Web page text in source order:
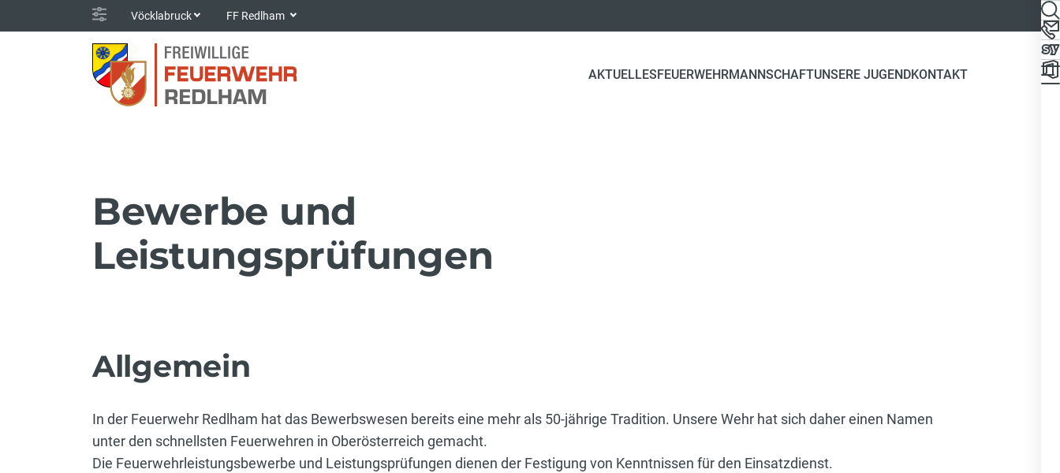
Vöcklabruck FF Redlham
AKTUELLESFEUERWEHRMANNSCHAFTUNSERE JUGENDKONTAKT
Bewerbe und
Leistungsprüfungen
Allgemein
In der Feuerwehr Redlham hat das Bewerbswesen bereits eine mehr als 50-jährige Tradition. Unsere Wehr hat sich daher einen Namen
unter den schnellsten Feuerwehren in Oberösterreich gemacht.
Die Feuerwehrleistungsbewerbe und Leistungsprüfungen dienen der Festigung von Kenntnissen für den Einsatzdienst.